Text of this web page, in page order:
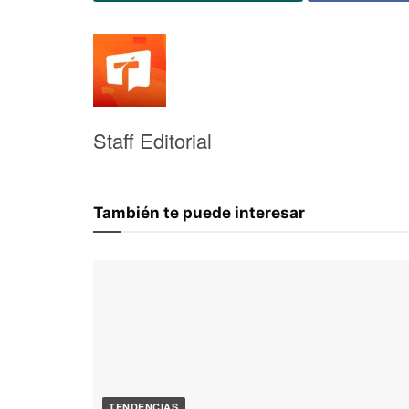
Staff Editorial
También te puede interesar